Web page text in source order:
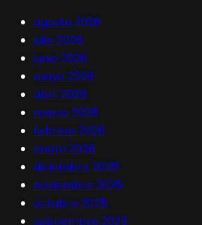
agosto 2026
julio 2026
junio 2026
mayo 2026
abril 2026
marzo 2026
febrero 2026
enero 2026
diciembre 2025
noviembre 2025
octubre 2025
septiembre 2025